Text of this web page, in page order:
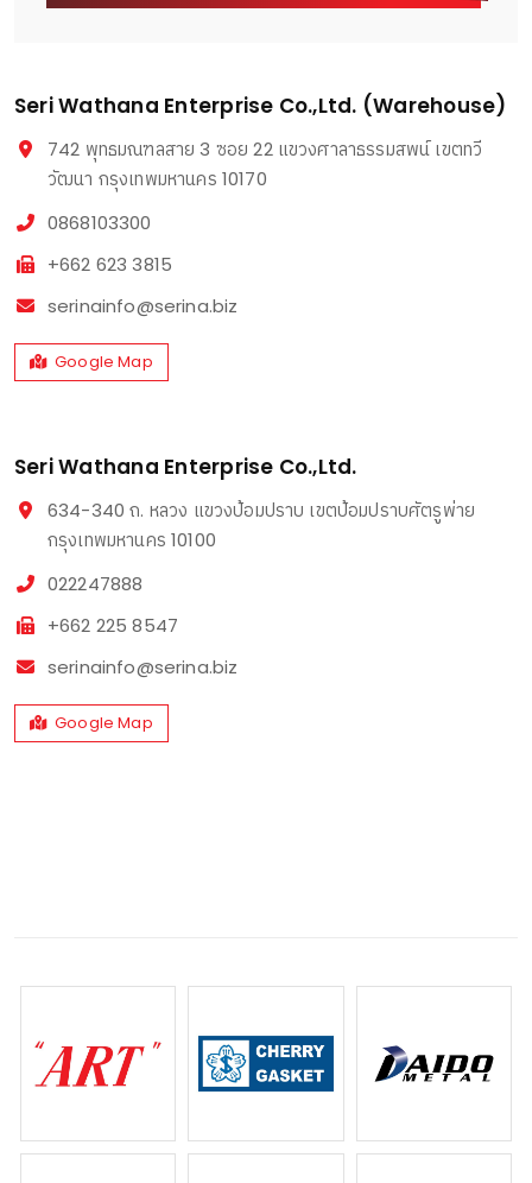
Seri Wathana Enterprise Co.,Ltd. (Warehouse)
742 พุทธมณฑลสาย 3 ซอย 22 แขวงศาลาธรรมสพน์ เขตทวี
วัฒนา กรุงเทพมหานคร 10170
0868103300
+662 623 3815
serinainfo@serina.biz
Google Map
Seri Wathana Enterprise Co.,Ltd.
634-340 ถ. หลวง แขวงป้อมปราบ เขตป้อมปราบศัตรูพ่าย
กรุงเทพมหานคร 10100
022247888
+662 225 8547
serinainfo@serina.biz
Google Map